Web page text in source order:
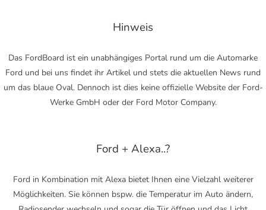
Hinweis
Das FordBoard ist ein unabhängiges Portal rund um die Automarke
Ford und bei uns findet ihr Artikel und stets die aktuellen News rund
um das blaue Oval. Dennoch ist dies keine offizielle Website der Ford-
Werke GmbH oder der Ford Motor Company.
Ford + Alexa..?
Ford in Kombination mit Alexa bietet Ihnen eine Vielzahl weiterer
Möglichkeiten. Sie können bspw. die Temperatur im Auto ändern,